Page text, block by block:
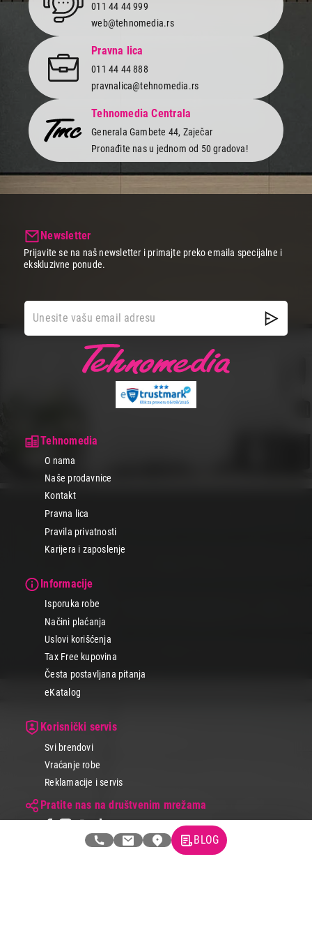
011 44 44 999
web@tehnomedia.rs
Pravna lica
011 44 44 888
pravnalica@tehnomedia.rs
Tehnomedia Centrala
Generala Gambete 44, Zaječar
Pronađite nas u jednom od 50 gradova!
Tehnomedia
O nama
Naše prodavnice
Kontakt
Pravna lica
Pravila privatnosti
Karijera i zaposlenje
Informacije
Isporuka robe
Načini plaćanja
Uslovi korišćenja
Tax Free kupovina
Česta postavljana pitanja
eKatalog
Korisnički servis
Svi brendovi
Vraćanje robe
Reklamacije i servis
Pratite nas na društvenim mrežama
Newsletter
Prijavite se na naš newsletter i primajte preko emaila specijalne i
ekskluzivne ponude.
BLOG